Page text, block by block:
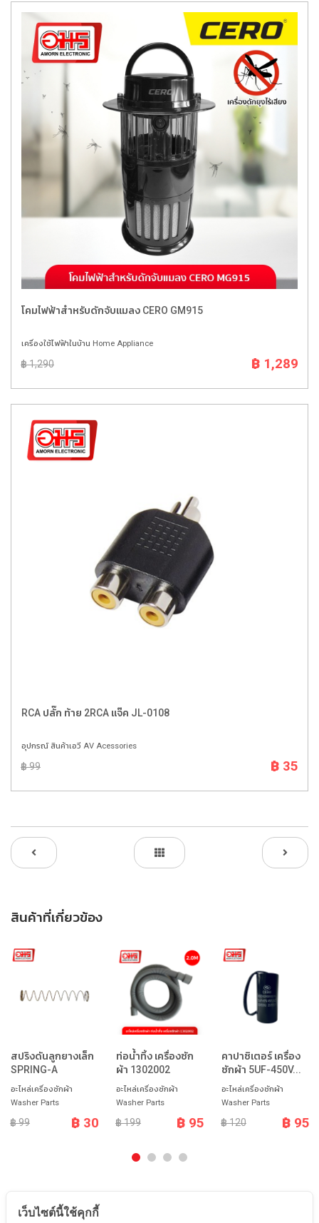
โคมไฟฟ้าสำหรับดักจับแมลง CERO GM915
เครื่องใช้ไฟฟ้าในบ้าน Home Appliance
฿ 1,290 ฿ 1,289
RCA ปลั๊ก ท้าย 2RCA แจ๊ค JL-0108
อุปกรณ์ สินค้าเอวี AV Acessories
฿ 99 ฿ 35
สินค้าที่เกี่ยวข้อง
สปริงดันลูกยางเล็ก
SPRING-A
อะไหล่เครื่องซักผ้า
Washer Parts
฿ 99 ฿ 30
ท่อน้ำทิ้ง เครื่องซัก
ผ้า 1302002
อะไหล่เครื่องซักผ้า
Washer Parts
฿ 199 ฿ 95
คาปาซิเตอร์ เครื่อง
ซักผ้า 5UF-450V...
อะไหล่เครื่องซักผ้า
Washer Parts
฿ 120 ฿ 95
เว็บไซต์นี้ใช้คุกกี้